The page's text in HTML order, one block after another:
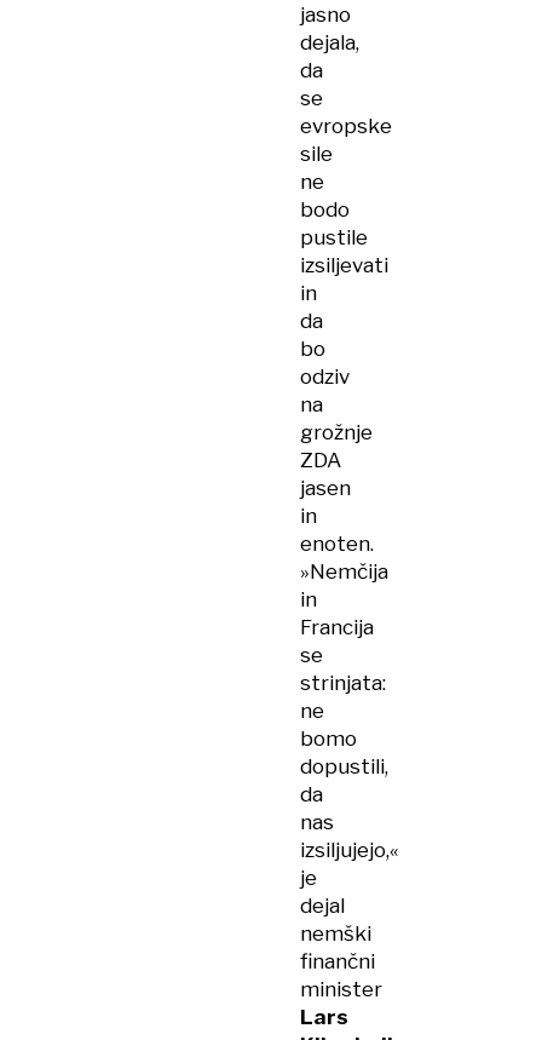
jasno
dejala,
da
se
evropske
sile
ne
bodo
pustile
izsiljevati
in
da
bo
odziv
na
grožnje
ZDA
jasen
in
enoten.
»Nemčija
in
Francija
se
strinjata:
ne
bomo
dopustili,
da
nas
izsiljujejo,«
je
dejal
nemški
finančni
minister
Lars